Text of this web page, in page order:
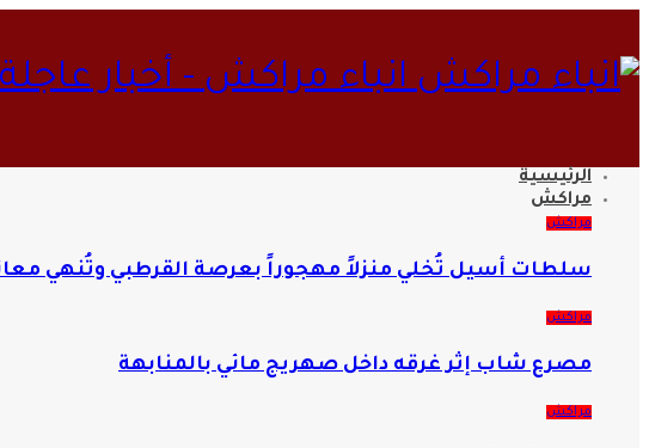
انباء مراكش - أخبار
الرئيسية
مراكش
مراكش
سلطات أسيل تُخلي منزلاً مهجوراً بعرصة القرطبي وتُنهي
مراكش
مصرع شاب إثر غرقه داخل صهريج مائي بالمنابهة
مراكش